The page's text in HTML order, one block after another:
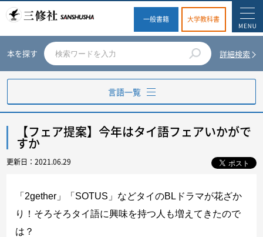
一般書籍 大学教科書
本を探す 詳細検索
言語一覧
英語
ドイツ語
スペイン語
【フェア提案】今年はタイ語フェアいかがで
すか
更新日：2021.06.29
「2gether」「SOTUS」などタイのBLドラマが花ざか
り！そろそろタイ語に興味を持つ人も増えてきたので
は？